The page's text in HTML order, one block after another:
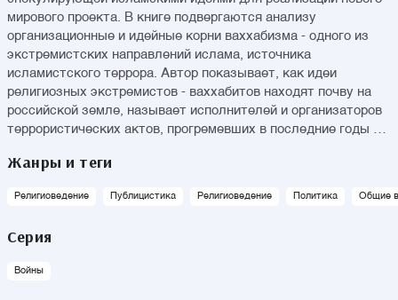
мирового проекта. В книге подвергаются анализу
организационные и идейные корни ваххабизма - одного из
экстремистских направлений ислама, источника
исламистского террора. Автор показывает, как идеи
религиозных экстремистов - ваххабитов находят почву на
российской земле, называет исполнителей и организаторов
террористических актов, прогремевших в последние годы во
Жанры и теги
Религиоведение Публицистика Религиоведение Политика Общие
Серия
Войны